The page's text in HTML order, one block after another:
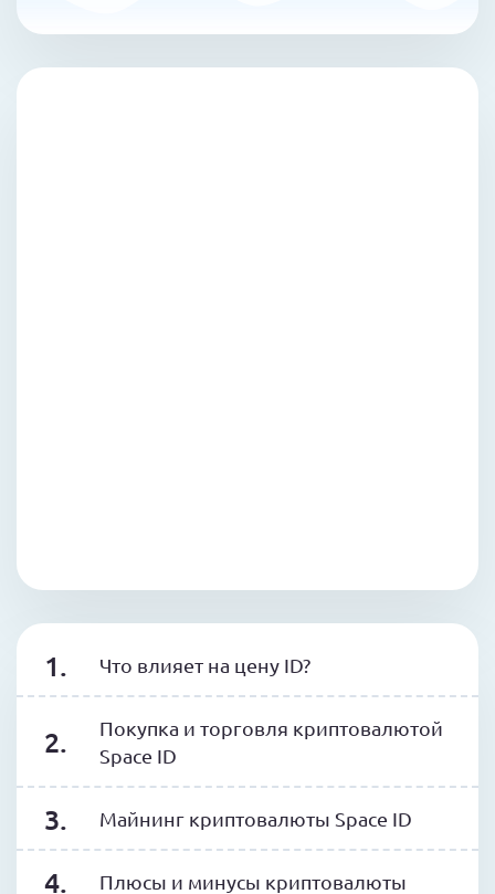
Что влияет на цену ID?
Покупка и торговля криптовалютой
Space ID
Майнинг криптовалюты Space ID
Плюсы и минусы криптовалюты